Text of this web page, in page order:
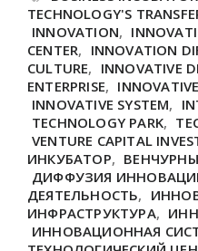
TECHNOLOGY'S
INNOVATION,
CENTER, INNOVATION
CULTURE, INNOVATIVE
ENTERPRISE,
INNOVATIVE SYSTEM,
TECHNOLOGY PARK,
VENTURE CAPITAL
ИНКУБАТОР,
ДИФФУЗИЯ
ДЕЯТЕЛЬНОСТЬ,
ИНФРАСТРУКТУРА,
ИННОВАЦИОННАЯ